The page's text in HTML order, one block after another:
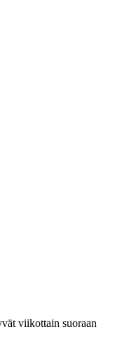
viikottain suoraan